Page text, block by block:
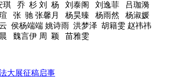
琪 乔 杉 刘 杨 刘泰阁 刘逸菲 吕珈漪
张 驰 张馨月 杨昊臻 杨雨然 杨淑媛
侯杨端端 姚诗雨 洪梦泽 胡籍雯 赵祎祎
魏言伊 周 颖 苗雅雯
大展征稿启事